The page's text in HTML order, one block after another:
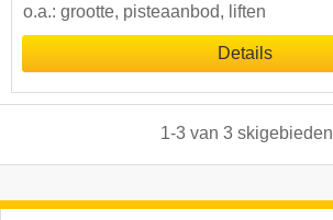
o.a.: grootte, pisteaanbod, liften
Details
1-3van 3 skigebieden